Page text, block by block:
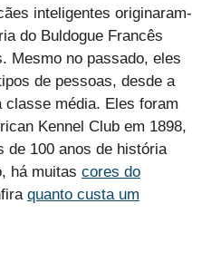
inteligentes originaram-
do Buldogue Francês
Mesmo no passado, eles
de pessoas, desde a
classe média. Eles foram
Kennel Club em 1898,
de 100 anos de história
há muitas cores do
quanto custa um